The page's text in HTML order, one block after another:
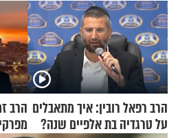
הרב רפאל רובין: איך מתאבלים
על טרגדיה בת אלפיים שנה?
הרב